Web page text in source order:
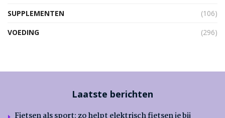
SUPPLEMENTEN
(106)
VOEDING
(296)
Laatste berichten